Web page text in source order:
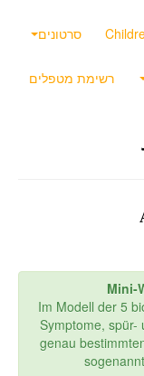
סרטונים
רשימת מטפלים
Mini-
Im Modell der 5
Symptome, spür-
genau